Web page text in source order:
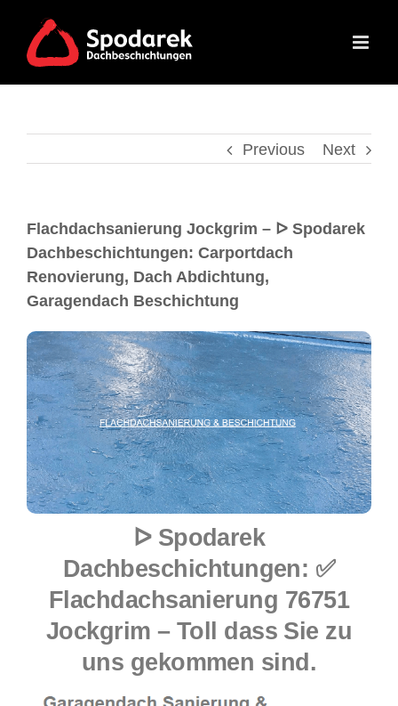
Previous Next
Flachdachsanierung Jockgrim – ᐅ Spodarek
Dachbeschichtungen: Carportdach
Renovierung, Dach Abdichtung,
Garagendach Beschichtung
ᐅ Spodarek
Dachbeschichtungen: ✅
Flachdachsanierung 76751
Jockgrim – Toll dass Sie zu
uns gekommen sind.